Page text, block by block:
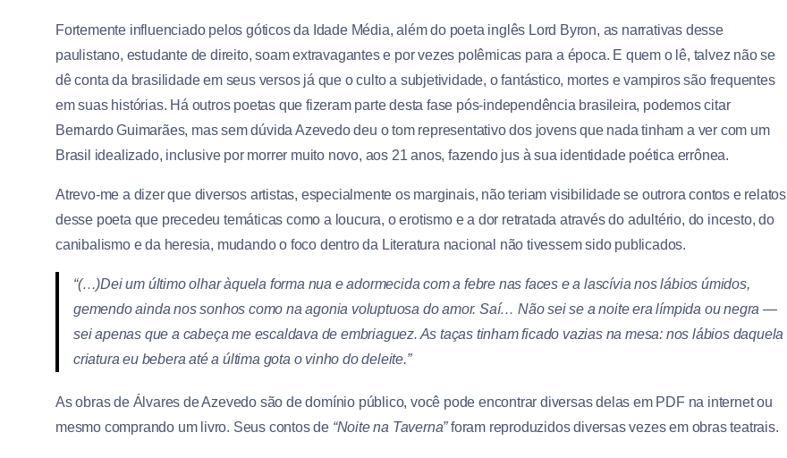
Fortemente influenciado pelos góticos da Idade Média, além do poeta inglês Lord Byron, as narrativas desse
paulistano, estudante de direito, soam extravagantes e por vezes polêmicas para a época. E quem o lê, talvez não se
dê conta da brasilidade em seus versos já que o culto a subjetividade, o fantástico, mortes e vampiros são frequentes
em suas histórias. Há outros poetas que fizeram parte desta fase pós-independência brasileira, podemos citar
Bernardo Guimarães, mas sem dúvida Azevedo deu o tom representativo dos jovens que nada tinham a ver com um
Brasil idealizado, inclusive por morrer muito novo, aos 21 anos, fazendo jus à sua identidade poética errônea.
Atrevo-me a dizer que diversos artistas, especialmente os marginais, não teriam visibilidade se outrora contos e relatos
desse poeta que precedeu temáticas como a loucura, o erotismo e a dor retratada através do adultério, do incesto, do
canibalismo e da heresia, mudando o foco dentro da Literatura nacional não tivessem sido publicados.
“(…)Dei um último olhar àquela forma nua e adormecida com a febre nas faces e a lascívia nos lábios úmidos,
gemendo ainda nos sonhos comona agonia voluptuosa do amor. Saí… Não sei se a noite era límpida ou negra—
sei apenas que a cabeça me escaldava de embriaguez. As taças tinhamficado vazias na mesa: nos lábios daquela
criatura eu bebera até a última gota o vinho do deleite.”
As obras de Álvares de Azevedo são de domínio público, você pode encontrar diversas delas em PDF na internet ou
mesmo comprando um livro. Seus contos de “Noite na Taverna”foram reproduzidos diversas vezes em obras teatrais.